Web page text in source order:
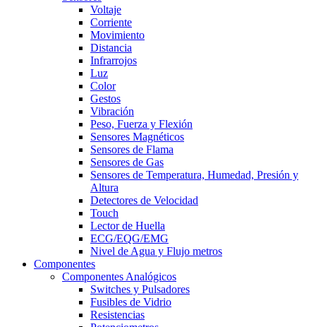
Voltaje
Corriente
Movimiento
Distancia
Infrarrojos
Luz
Color
Gestos
Vibración
Peso, Fuerza y Flexión
Sensores Magnéticos
Sensores de Flama
Sensores de Gas
Sensores de Temperatura, Humedad, Presión y
Altura
Detectores de Velocidad
Touch
Lector de Huella
ECG/EQG/EMG
Nivel de Agua y Flujo metros
Componentes
Componentes Analógicos
Switches y Pulsadores
Fusibles de Vidrio
Resistencias